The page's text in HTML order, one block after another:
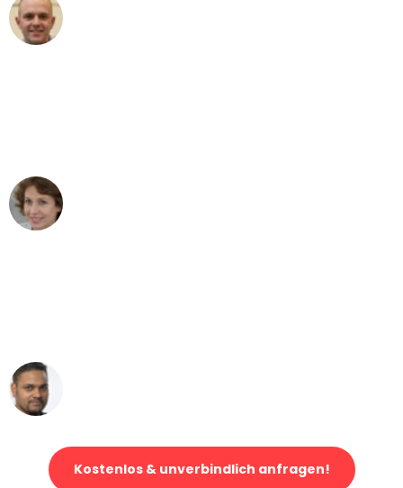
Kostenlos & unverbindlich anfragen!